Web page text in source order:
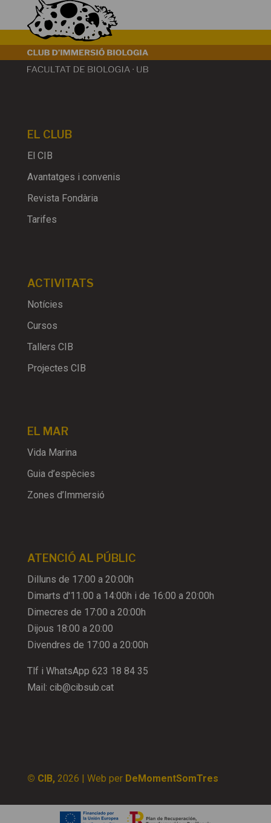
EL CLUB
El CIB
Avantatges i convenis
Revista Fondària
Tarifes
ACTIVITATS
Notícies
Cursos
Tallers CIB
Projectes CIB
EL MAR
Vida Marina
Guia d’espècies
Zones d’Immersió
ATENCIÓ AL PÚBLIC
Dilluns de 17:00 a 20:00h
Dimarts d'11:00 a 14:00h i de 16:00 a 20:00h
Dimecres de 17:00 a 20:00h
Dijous 18:00 a 20:00
Divendres de 17:00 a 20:00h
Tlf i WhatsApp 623 18 84 35
Mail: cib@cibsub.cat
© CIB, 2026 | Web per DeMomentSomTres